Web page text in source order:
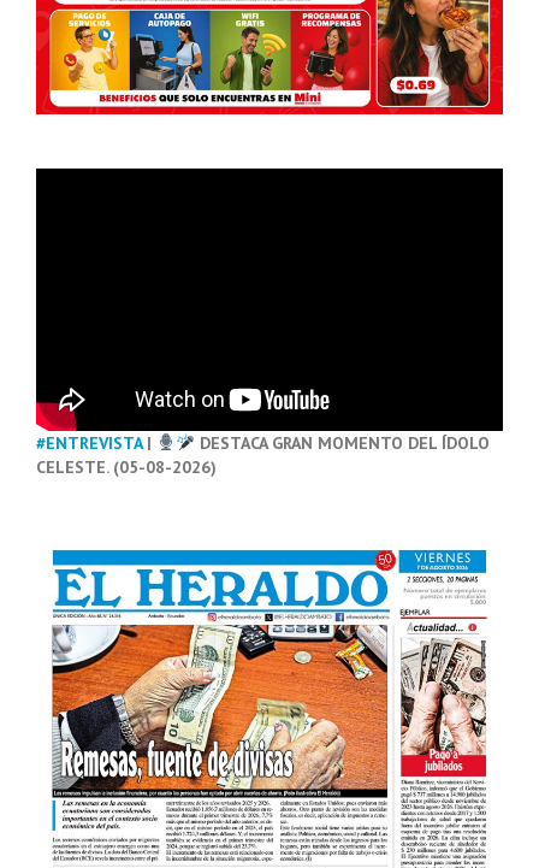
#ENTREVISTA|
DESTACA GRAN MOMENTO DEL ÍDOLO
CELESTE. (05-08-2026)